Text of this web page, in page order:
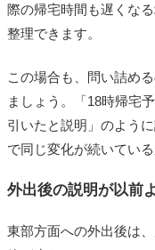
際の帰宅時間も遅くな
整理できます。
この場合も、問い詰め
ましょう。「18時帰宅
引いたと説明」のよう
で同じ変化が続いてい
外出後の説明が以前
東部方面への外出後は